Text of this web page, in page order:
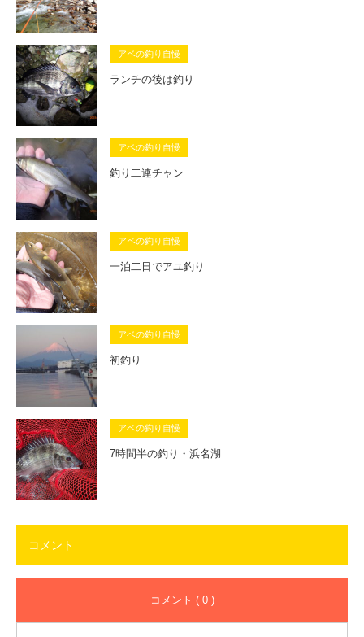
アベの釣り自慢
ランチの後は釣り
アベの釣り自慢
釣り二連チャン
アベの釣り自慢
一泊二日でアユ釣り
アベの釣り自慢
初釣り
アベの釣り自慢
7時間半の釣り・浜名湖
コメント
コメント ( 0 )